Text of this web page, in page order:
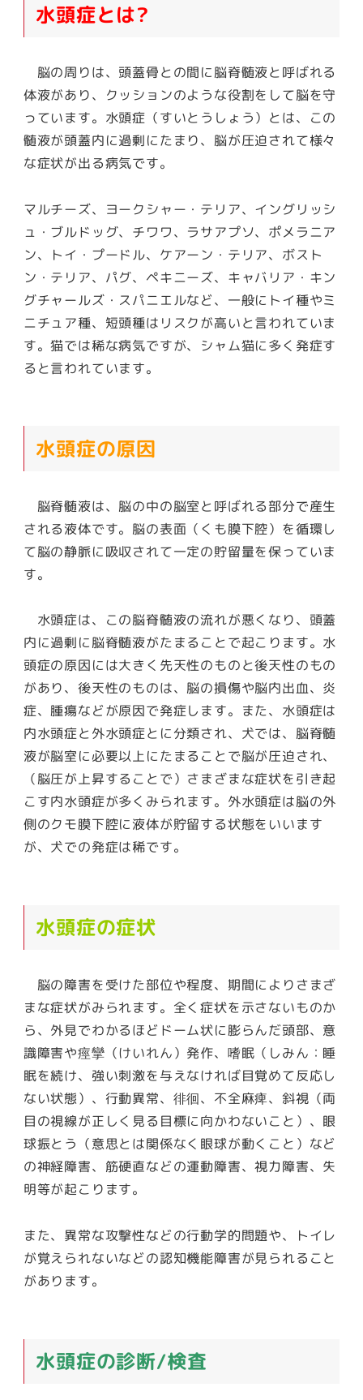
水頭症とは?
脳の周りは、頭蓋骨との間に脳脊髄液と呼ばれる
体液があり、クッションのような役割をして脳を守
っています。水頭症（すいとうしょう）とは、この
髄液が頭蓋内に過剰にたまり、脳が圧迫されて様々
な症状が出る病気です。
マルチーズ、ヨークシャー・テリア、イングリッシ
ュ・ブルドッグ、チワワ、ラサアプソ、ポメラニア
ン、トイ・プードル、ケアーン・テリア、ボスト
ン・テリア、パグ、ペキニーズ、キャバリア・キン
グチャールズ・スパニエルなど、一般にトイ種やミ
ニチュア種、短頭種はリスクが高いと言われていま
す。猫では稀な病気ですが、シャム猫に多く発症す
ると言われています。
水頭症の原因
脳脊髄液は、脳の中の脳室と呼ばれる部分で産生
される液体です。脳の表面（くも膜下腔）を循環し
て脳の静脈に吸収されて一定の貯留量を保っていま
す。
水頭症は、この脳脊髄液の流れが悪くなり、頭蓋
内に過剰に脳脊髄液がたまることで起こります。水
頭症の原因には大きく先天性のものと後天性のもの
があり、後天性のものは、脳の損傷や脳内出血、炎
症、腫瘍などが原因で発症します。また、水頭症は
内水頭症と外水頭症とに分類され、犬では、脳脊髄
液が脳室に必要以上にたまることで脳が圧迫され、
（脳圧が上昇することで）さまざまな症状を引き起
こす内水頭症が多くみられます。外水頭症は脳の外
側のクモ膜下腔に液体が貯留する状態をいいます
が、犬での発症は稀です。
水頭症の症状
脳の障害を受けた部位や程度、期間によりさまざ
まな症状がみられます。全く症状を示さないものか
ら、外見でわかるほどドーム状に膨らんだ頭部、意
識障害や痙攣（けいれん）発作、嗜眠（しみん：睡
眠を続け、強い刺激を与えなければ目覚めて反応し
ない状態）、行動異常、徘徊、不全麻痺、斜視（両
目の視線が正しく見る目標に向かわないこと）、眼
球振とう（意思とは関係なく眼球が動くこと）など
の神経障害、筋硬直などの運動障害、視力障害、失
明等が起こります。
また、異常な攻撃性などの行動学的問題や、トイレ
が覚えられないなどの認知機能障害が見られること
があります。
水頭症の診断/検査